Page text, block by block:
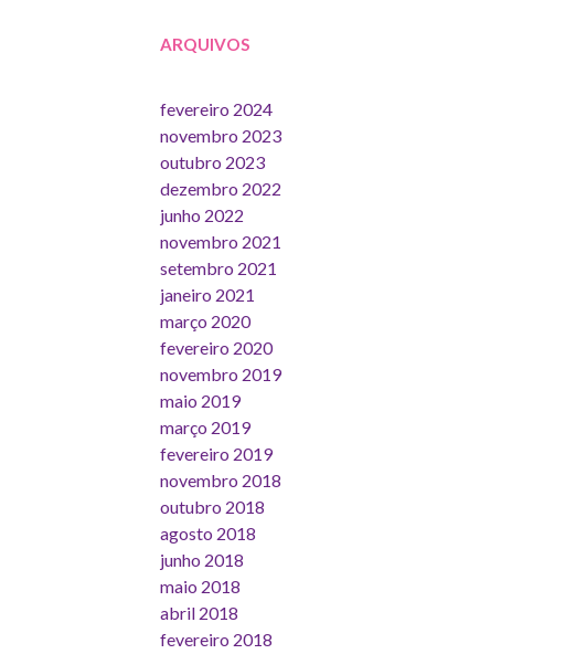
ARQUIVOS
fevereiro 2024
novembro 2023
outubro 2023
dezembro 2022
junho 2022
novembro 2021
setembro 2021
janeiro 2021
março 2020
fevereiro 2020
novembro 2019
maio 2019
março 2019
fevereiro 2019
novembro 2018
outubro 2018
agosto 2018
junho 2018
maio 2018
abril 2018
fevereiro 2018